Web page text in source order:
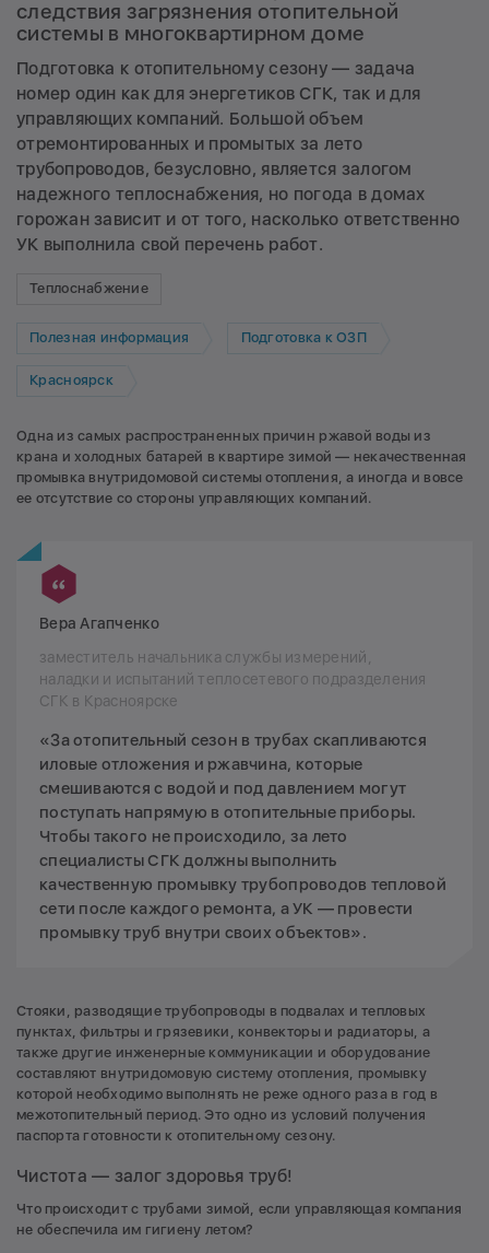
следствия загрязнения отопительной
системы в многоквартирном доме
Подготовка к отопительному сезону — задача
номер один как для энергетиков СГК, так и для
управляющих компаний. Большой объем
отремонтированных и промытых за лето
трубопроводов, безусловно, является залогом
надежного теплоснабжения, но погода в домах
горожан зависит и от того, насколько ответственно
УК выполнила свой перечень работ.
Теплоснабжение
Полезная информация Подготовка к ОЗП
Красноярск
Одна из самых распространенных причин ржавой воды из
крана и холодных батарей в квартире зимой — некачественная
промывка внутридомовой системы отопления, а иногда и вовсе
ее отсутствие со стороны управляющих компаний.
Вера Агапченко
заместитель начальника службы измерений,
наладки и испытаний теплосетевого подразделения
СГК в Красноярске
«За отопительный сезон в трубах скапливаются
иловые отложения и ржавчина, которые
смешиваются с водой и под давлением могут
поступать напрямую в отопительные приборы.
Чтобы такого не происходило, за лето
специалисты СГК должны выполнить
качественную промывку трубопроводов тепловой
сети после каждого ремонта, а УК — провести
промывку труб внутри своих объектов».
Стояки, разводящие трубопроводы в подвалах и тепловых
пунктах, фильтры и грязевики, конвекторы и радиаторы, а
также другие инженерные коммуникации и оборудование
составляют внутридомовую систему отопления, промывку
которой необходимо выполнять не реже одного раза в год в
межотопительный период. Это одно из условий получения
паспорта готовности к отопительному сезону.
Чистота — залог здоровья труб!
Что происходит с трубами зимой, если управляющая компания
не обеспечила им гигиену летом?